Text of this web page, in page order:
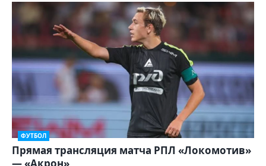
ФУТБОЛ
Прямая трансляция матча РПЛ «Локомотив»
— «Акрон»